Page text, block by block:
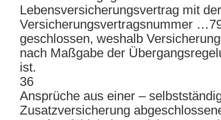
Lebensversicherungsvertrag mit der
Versicherungsvertragsnummer
geschlossen, weshalb
nach Maßgabe der
ist.
36
Ansprüche aus einer –
Zusatzversicherung